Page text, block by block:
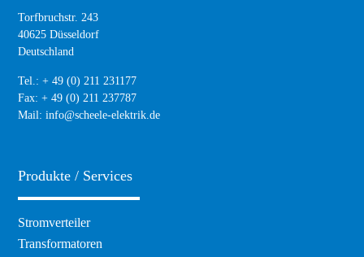
Torfbruchstr. 243
40625 Düsseldorf
Deutschland
Tel.: + 49 (0) 211 231177
Fax: + 49 (0) 211 237787
Mail:info@scheele-elektrik.de
Produkte / Services
Navigation
überspringen
Stromverteiler
Transformatoren